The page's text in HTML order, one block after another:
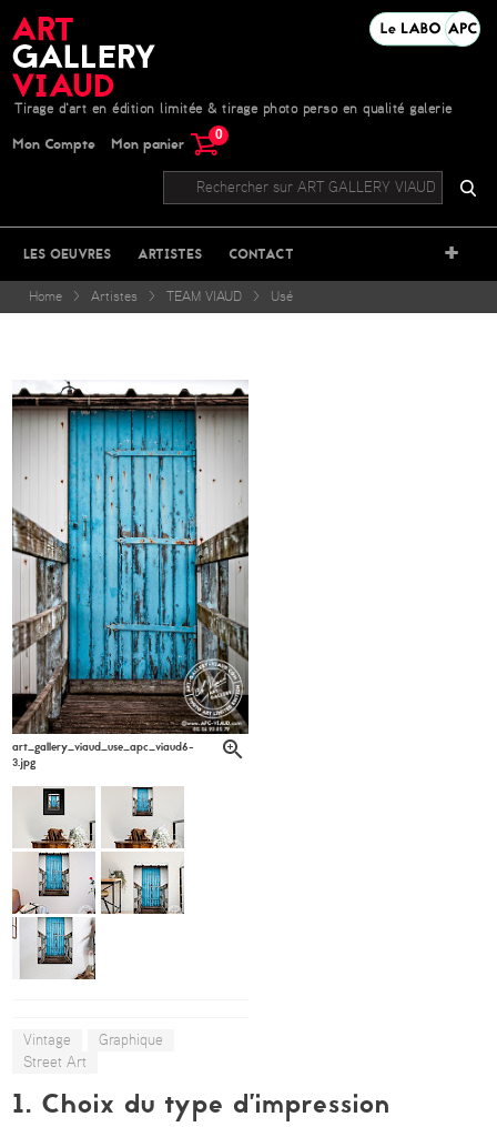
Tirage d'art en édition limitée & tirage photo perso en qualité galerie
Mon Compte Mon panier 0
LES OEUVRES ARTISTES CONTACT +
Home > Artistes > TEAM VIAUD > Usé
art_gallery_viaud_use_apc_viaud6-
3.jpg
Vintage
Graphique
Street Art
1. Choix du type d’impression